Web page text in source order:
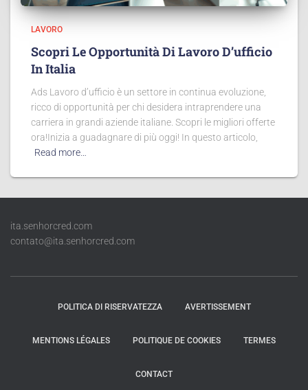
LAVORO
Scopri Le Opportunità Di Lavoro D’ufficio
In Italia
Ads Lavoro d’ufficio è un settore in continua evoluzione,
ricco di opportunità per chi desidera intraprendere una
carriera in grandi aziende italiane. Scopri le migliori offerte
ora!Inizia a guadagnare di più oggi! In questo articolo,
Read more…
ita.senhorcred.com
contato@ita.senhorcred.com
POLITICA DI RISERVATEZZA AVERTISSEMENT
MENTIONS LÉGALES POLITIQUE DE COOKIES TERMES
CONTACT